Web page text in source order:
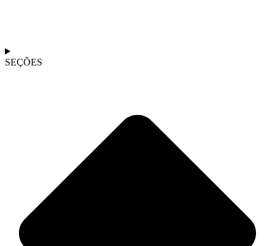
SEÇÕES